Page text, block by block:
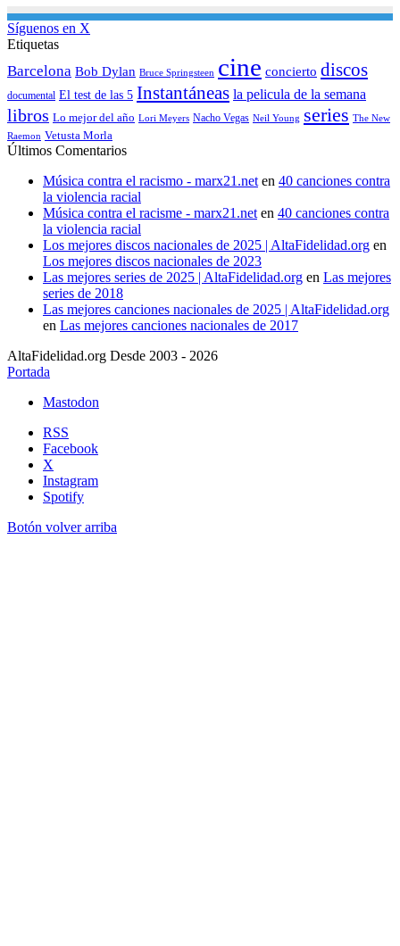
Síguenos en X
Etiquetas
Barcelona Bob Dylan Bruce Springsteen cine concierto discos
documental El test de las 5 Instantáneas la pelicula de la semana
libros Lo mejor del año Lori Meyers Nacho Vegas Neil Young series The New
Raemon Vetusta Morla
Últimos Comentarios
Música contra el racismo - marx21.neten 40 canciones contra
la violencia racial
Música contra el racisme - marx21.neten 40 canciones contra
la violencia racial
Los mejores discos nacionales de 2025 | AltaFidelidad.org en
Los mejores discos nacionales de 2023
Las mejores series de 2025 | AltaFidelidad.org en Las mejores
series de 2018
Las mejores canciones nacionales de 2025 | AltaFidelidad.org
en Las mejores canciones nacionales de 2017
AltaFidelidad.org Desde 2003 - 2026
Portada
Mastodon
RSS
Facebook
X
Instagram
Spotify
Botón volver arriba